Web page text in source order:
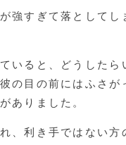
強すぎて落として
いると、どうした
の目の前にはふさ
ありました。
、利き手ではない